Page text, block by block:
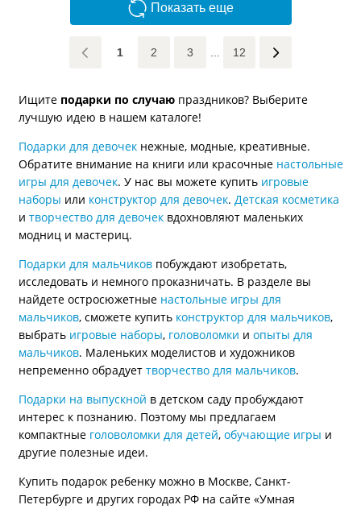
Показать еще
1 2 3 12
Ищите подарки по случаюпраздников? Выберите
лучшую идею в нашем каталоге!
Подарки для девочекнежные, модные, креативные.
Обратите внимание на книги или красочные настольные
игры для девочек. У нас вы можете купить игровые
наборы или конструктор для девочек. Детская косметика
и творчество для девочеквдохновляют маленьких
модниц и мастериц.
Подарки для мальчиковпобуждают изобретать,
исследовать и немного проказничать. В разделе вы
найдете остросюжетные настольные игры для
мальчиков, сможете купить конструктор для мальчиков,
выбрать игровые наборы, головоломки и опыты для
мальчиков. Маленьких моделистов и художников
непременно обрадует творчество для мальчиков.
Подарки на выпускной в детском саду пробуждают
интерес к познанию. Поэтому мы предлагаем
компактные головоломки для детей, обучающие игры и
другие полезные идеи.
Купить подарок ребенку можно в Москве, Санкт-
Петербурге и других городах РФ на сайте «Умная